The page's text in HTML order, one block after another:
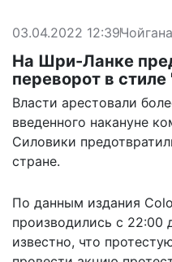
03.04.2022 12:39
На Шри-Ланке
переворот в
Власти арестовали
введенного накануне
Силовики
стране.
По данным издания
производились с 22:00
известно, что